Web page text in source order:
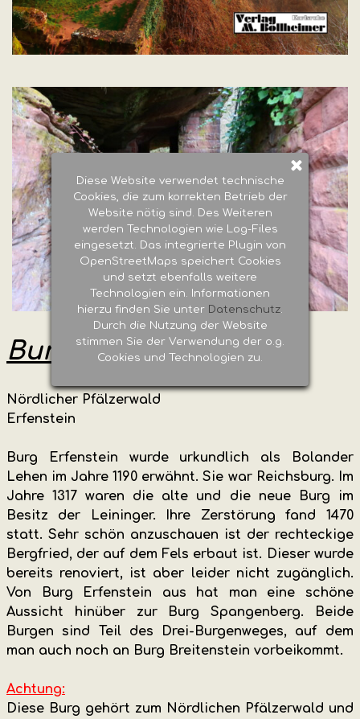
Burg Erfenstein
Nördlicher Pfälzerwald
Erfenstein
Burg Erfenstein wurde urkundlich als Bolander
Lehen im Jahre 1190 erwähnt. Sie war Reichsburg. Im
Jahre 1317 waren die alte und die neue Burg im
Besitz der Leininger. Ihre Zerstörung fand 1470
statt. Sehr schön anzuschauen ist der rechteckige
Bergfried, der auf dem Fels erbaut ist. Dieser wurde
bereits renoviert, ist aber leider nicht zugänglich.
Von Burg Erfenstein aus hat man eine schöne
Aussicht hinüber zur Burg Spangenberg. Beide
Burgen sind Teil des Drei-Burgenweges, auf dem
man auch noch an Burg Breitenstein vorbeikommt.
Achtung:
Diese Burg gehört zum Nördlichen Pfälzerwald und
Diese Website verwendet technische
Cookies, die zum korrekten Betrieb der
Website nötig sind. Des Weiteren
werden Technologien wie Log-Files
eingesetzt. Das integrierte Plugin von
OpenStreetMaps speichert Cookies
und setzt ebenfalls weitere
Technologien ein. Informationen
hierzu finden Sie unter Datenschutz
Durch die Nutzung der Website
stimmen Sie der Verwendung der o.g.
Cookies und Technologien zu.